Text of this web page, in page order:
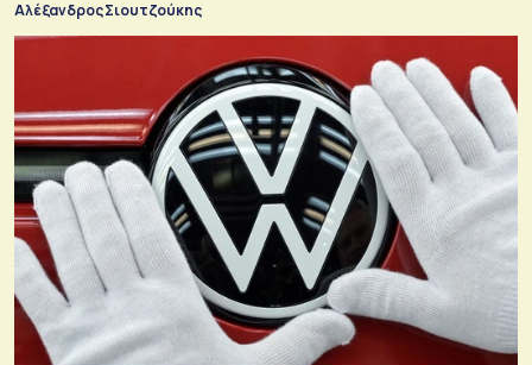
Αλέξανδρος Σιουτζούκης